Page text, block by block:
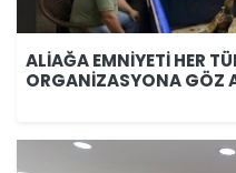
ALİAĞA EMNİYETİ HER
ORGANİZASYONA GÖZ